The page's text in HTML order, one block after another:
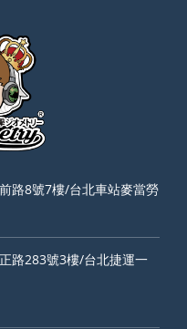
路8號7樓/台北車站麥當勞
路283號3樓/台北捷運一